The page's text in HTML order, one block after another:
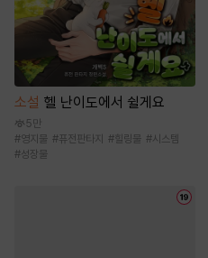
소설 헬 난이도에서 쉴게요
5만
#영지물 #퓨전판타지 # 힐링물 #시스템
#성장물